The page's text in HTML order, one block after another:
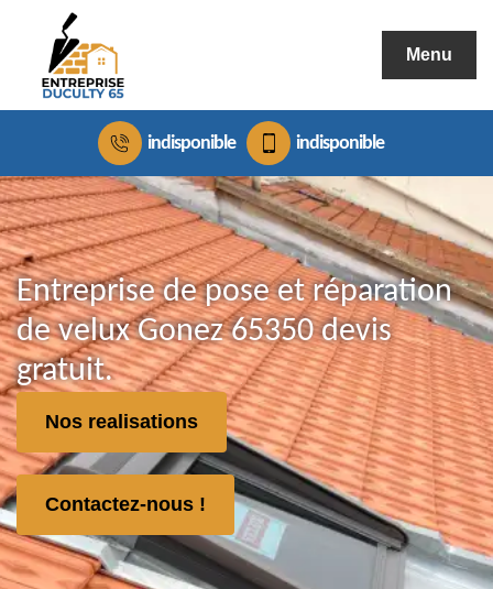
Menu
indisponible indisponible
Entreprise de pose et réparation
de velux Gonez 65350 devis
gratuit.
Nos realisations
Contactez-nous !